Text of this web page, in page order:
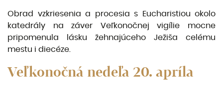
Obrad vzkriesenia a procesia s Eucharistiou okolo
katedrály na záver Veľkonočnej vigílie mocne
pripomenula lásku žehnajúceho Ježiša celému
mestu i diecéze.
Veľkonočná nedeľa 20. apríla